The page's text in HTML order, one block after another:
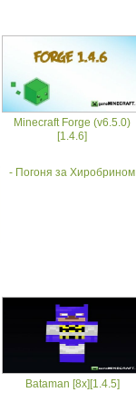
Minecraft Forge (v6.5.0)
[1.4.6]
- Погоня за Хиробрином
Bataman [8x][1.4.5]